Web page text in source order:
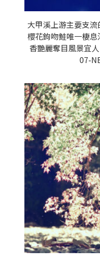
大甲溪上游主要支
櫻花鉤吻鮭唯一棲
香艷麗奪目風景宜
07-